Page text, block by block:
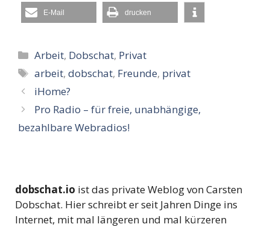
E-Mail drucken
Kategorien
Arbeit, Dobschat, Privat
Schlagwörter
arbeit,dobschat, Freunde, privat
iHome?
Pro Radio – für freie, unabhängige,
bezahlbare Webradios!
dobschat.io ist das private Weblog von Carsten
Dobschat. Hier schreibt er seit Jahren Dinge ins
Internet, mit mal längeren und mal kürzeren